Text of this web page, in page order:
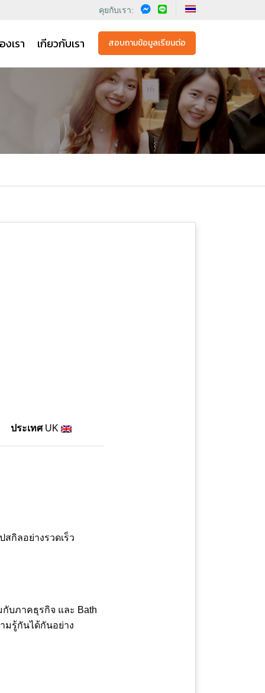
คุยกับเรา:
เรา เกียวกับเรา สอบถามข้อมูลเรียนต่อ
ประเทศUK
กิลอย่างรวดเร็ว
กับภาคธุรกิจ และ Bath
มรู้กันได้กันอย่าง